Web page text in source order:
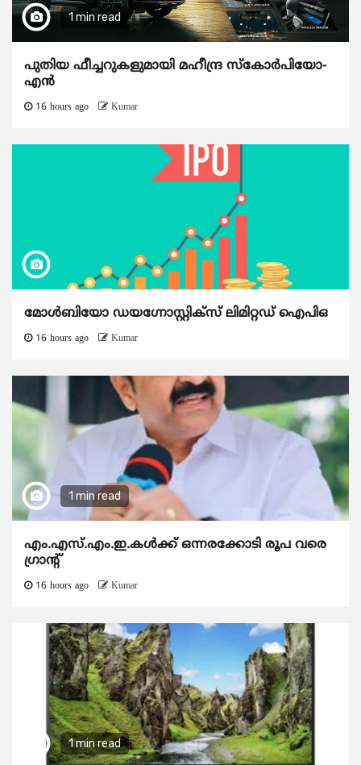
1 min read
പുതിയ ഫീച്ചറുകളുമായി മഹീന്ദ്ര സ്കോർപിയോ-
എൻ
16 hours ago Kumar
മോൾബിയോ ഡയഗ്നോസ്റ്റിക്സ് ലിമിറ്റഡ് ഐപിഒ
16 hours ago Kumar
1 min read
എം.എസ്.എം.ഇ.കൾക്ക് ഒന്നരക്കോടി രൂപ വരെ
ഗ്രാന്റ്
16 hours ago Kumar
1 min read